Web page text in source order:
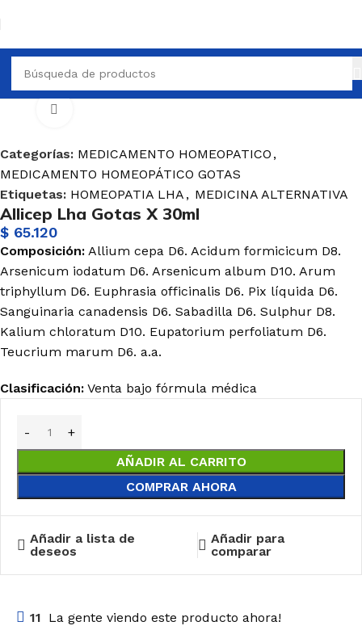
HOMEOPATICO MEDICAMENTO HOMEOPÁTICO GOTAS
Categorías: MEDICAMENTO HOMEOPATICO ,
MEDICAMENTO HOMEOPÁTICO GOTAS
Etiquetas: HOMEOPATIA LHA , MEDICINA ALTERNATIVA
Allicep Lha Gotas X 30ml
$ 65.120
Composición: Allium cepa D6. Acidum formicicum D8.
Arsenicum iodatum D6. Arsenicum album D10. Arum
triphyllum D6. Euphrasia officinalis D6. Pix líquida D6.
Sanguinaria canadensis D6. Sabadilla D6. Sulphur D8.
Kalium chloratum D10. Eupatorium perfoliatum D6.
Teucrium marum D6. a.a.
Clasificación: Venta bajo fórmula médica
AÑADIR AL CARRITO
COMPRAR AHORA
Añadir a lista de
deseos
Añadir para
comparar
11 La gente viendo este producto ahora!